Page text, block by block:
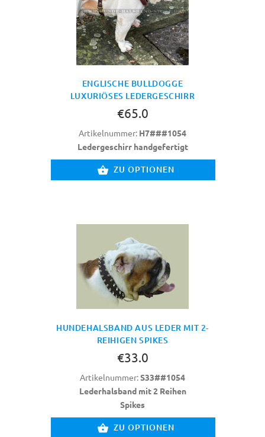
ENGLISCHE BULLDOGGE
LUXURIÖSES LEDERGESCHIRR
€65.0
Artikelnummer: H7###1054
Ledergeschirr handgefertigt
ZU OPTIONEN
HUNDEHALSBAND AUS LEDER MIT 2-
REIHIGEN SPIKES
€33.0
Artikelnummer:S33##1054
Lederhalsband mit 2 Reihen
Spikes
ZU OPTIONEN